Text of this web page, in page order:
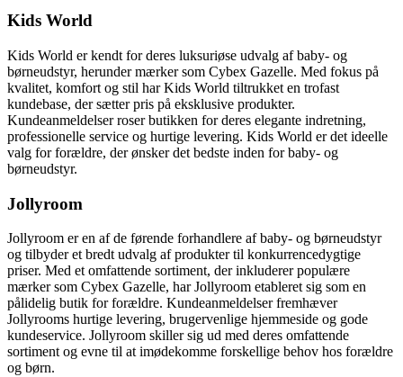
Kids World
Kids World er kendt for deres luksuriøse udvalg af baby- og
børneudstyr, herunder mærker som Cybex Gazelle. Med fokus på
kvalitet, komfort og stil har Kids World tiltrukket en trofast
kundebase, der sætter pris på eksklusive produkter.
Kundeanmeldelser roser butikken for deres elegante indretning,
professionelle service og hurtige levering. Kids World er det ideelle
valg for forældre, der ønsker det bedste inden for baby- og
børneudstyr.
Jollyroom
Jollyroom er en af de førende forhandlere af baby- og børneudstyr
og tilbyder et bredt udvalg af produkter til konkurrencedygtige
priser. Med et omfattende sortiment, der inkluderer populære
mærker som Cybex Gazelle, har Jollyroom etableret sig som en
pålidelig butik for forældre. Kundeanmeldelser fremhæver
Jollyrooms hurtige levering, brugervenlige hjemmeside og gode
kundeservice. Jollyroom skiller sig ud med deres omfattende
sortiment og evne til at imødekomme forskellige behov hos forældre
og børn.